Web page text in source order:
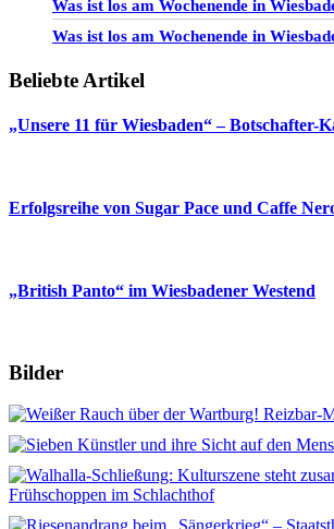
Was ist los am Wochenende in
Was ist los am Wochenende in
Beliebte Artikel
„Unsere 11 für Wiesbaden“ – Botschafter-
Erfolgsreihe von Sugar Pace und Caffe
„British Panto“ im Wiesbadener Westend
Bilder
Frühschoppen im Schlachthof